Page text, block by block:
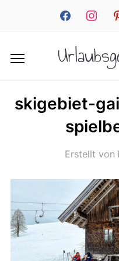
facebookinstagram
skigebiet-
Erstellt von